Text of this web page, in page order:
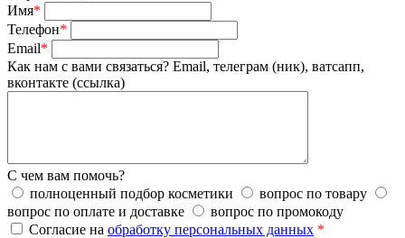
Имя*
Телефон*
Email*
Как нам с вами связаться? Email, телеграм (ник), ватсапп,
вконтакте (ссылка)
С чем вам помочь?
полноценный подбор косметики
вопрос по товару
вопрос по оплате и доставке
вопрос по промокоду
Согласие на обработку персональных данных *